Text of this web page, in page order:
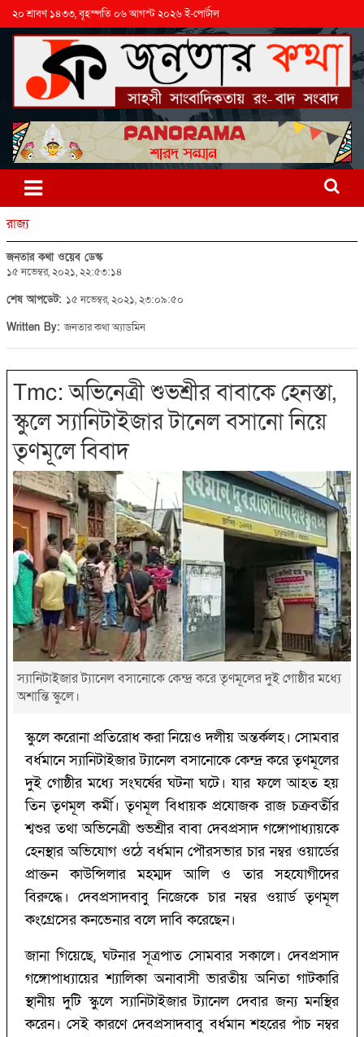
২০ শ্রাবণ ১৪৩৩, বৃহস্পতি ০৬ আগস্ট ২০২৬ ই-পোর্টাল
রাজ্য
জনতার কথা ওয়েব ডেস্ক
১৫ নভেম্বর, ২০২১, ২২:৫৩:১৪
শেষ আপডেট: ১৫ নভেম্বর, ২০২১, ২৩:০৯:৫০
Written By:জনতার কথা অ্যাডমিন
Tmc: অভিনেত্রী শুভশ্রীর বাবাকে হেনস্তা,
স্কুলে স্যানিটাইজার টানেল বসানো নিয়ে
তৃণমূলে বিবাদ
স্যানিটাইজার ট্যানেল বসানোকে কেন্দ্র করে তৃণমূলের দুই গোষ্ঠীর মধ্যে
অশান্তি স্কুলে।
স্কুলে করোনা প্রতিরোধ করা নিয়েও দলীয় অন্তর্কলহ। সোমবার
বর্ধমানে স্যানিটাইজার ট্যানেল বসানোকে কেন্দ্র করে তৃণমূলের
দুই গোষ্ঠীর মধ্যে সংঘর্ষের ঘটনা ঘটে। যার ফলে আহত হয়
তিন তৃণমূল কর্মী। তৃণমূল বিধায়ক প্র‍যোজক রাজ চক্রবর্তীর
শ্বশুর তথা অভিনেত্রী শুভশ্রীর বাবা দেবপ্রসাদ গঙ্গোপাধ্যায়কে
হেনস্থার অভিযোগ ওঠে বর্ধমান পৌরসভার চার নম্বর ওয়ার্ডের
প্রাক্তন কাউন্সিলার মহম্মদ আলি ও তার সহযোগীদের
বিরুদ্ধে। দেবপ্রসাদবাবু নিজেকে চার নম্বর ওয়ার্ড তৃণমূল
কংগ্রেসের কনভেনার বলে দাবি করেছেন।
জানা গিয়েছে, ঘটনার সূত্রপাত সোমবার সকালে। দেবপ্রসাদ
গঙ্গোপাধ্যায়ের শ্যালিকা অনাবাসী ভারতীয় অনিতা গাটকারি
স্থানীয় দুটি স্কুলে স্যানিটাইজার ট্যানেল দেবার জন্য মনস্থির
করেন। সেই কারণে দেবপ্রসাদবাবু বর্ধমান শহরের পাঁচ নম্বর